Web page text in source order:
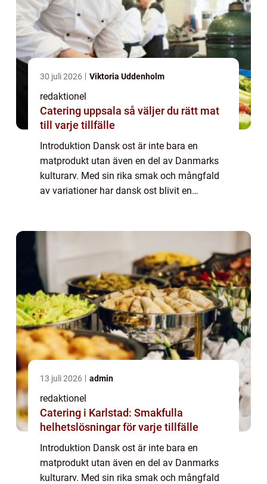
30 juli 2026 Viktoria Uddenholm
redaktionel
Catering uppsala så väljer du rätt mat
till varje tillfälle
Introduktion Dansk ost är inte bara en
matprodukt utan även en del av Danmarks
kulturarv. Med sin rika smak och mångfald
av variationer har dansk ost blivit en
13 juli 2026 admin
redaktionel
Catering i Karlstad: Smakfulla
helhetslösningar för varje tillfälle
Introduktion Dansk ost är inte bara en
matprodukt utan även en del av Danmarks
kulturarv. Med sin rika smak och mångfald